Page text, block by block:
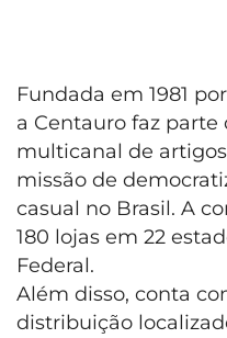
Fundada em 1981
a Centauro faz parte
multicanal de
missão de
casual no Brasil. A
180 lojas em 22
Federal.
Além disso, conta
distribuição